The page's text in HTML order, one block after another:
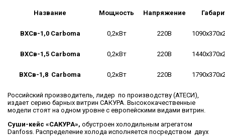
Название Мощность Напряжение
ВХСв-1,0 Carboma 0,2кВт 220В
ВХСв-1,5 Carboma 0,2кВт 220В
ВХСв-1,8 Carboma 0,2кВт 220В
Российский производитель, лидер по производству (АТЕСИ),
издает серию барных витрин САКУРА. Высококачественные
модели стоят на одном уровне с европейскими видами витрин.
Суши-кейс «САКУРА», обустроен холодильным агрегатом
Danfoss. Распределение холода исполняется посредством двух